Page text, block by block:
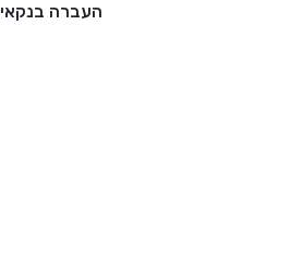
העברה בנקאית